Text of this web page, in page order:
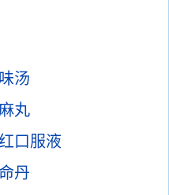
汤
丸
口服液
丹